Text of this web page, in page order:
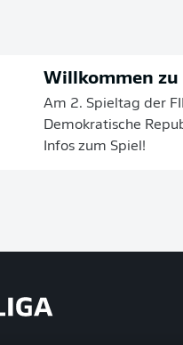
Willkommen zu
Am 2. Spieltag der
Demokratische
Infos zum Spiel!